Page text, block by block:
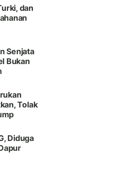
dan
Senjata
Bukan
Tolak
Diduga